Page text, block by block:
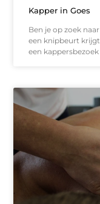
Kapper in Goes
Ben je op zoek
een knipbeurt
een